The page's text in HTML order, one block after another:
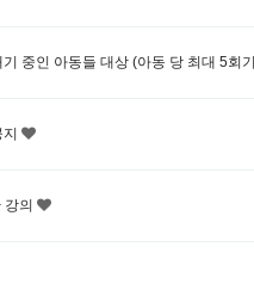
중인 아동들 대상 (아동 당 최대 5회
의